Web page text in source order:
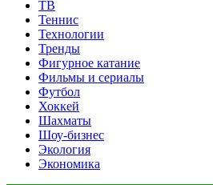
ТВ
Теннис
Технологии
Тренды
Фигурное катание
Фильмы и сериалы
Футбол
Хоккей
Шахматы
Шоу-бизнес
Экология
Экономика